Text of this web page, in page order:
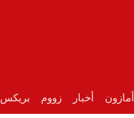
أمازون أخبار زووم بريكس